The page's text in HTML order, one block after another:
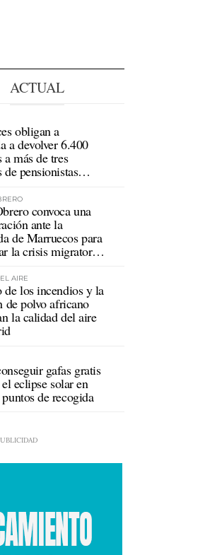
ACTUAL
obligan a
a devolver 6.400
más de tres
pensionistas
convoca una
ante la
de Marruecos para
la crisis migratoria
AIRE
de los incendios y la
de polvo africano
la calidad del aire
gafas gratis
eclipse solar en
de recogida